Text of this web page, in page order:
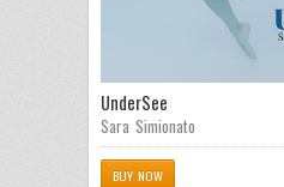
UnderSee
Sara Simionato
BUY NOW